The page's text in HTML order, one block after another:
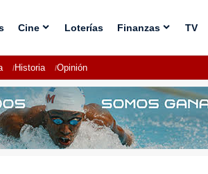
Cine Loterías Finanzas TV
Historia Opinión